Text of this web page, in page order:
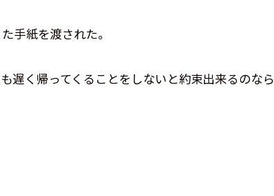
手紙を渡された。
遅く帰ってくることをしないと約束出来るのなら